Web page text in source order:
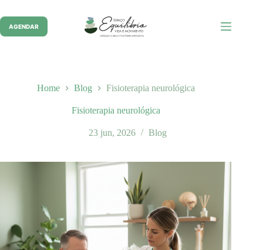
para
conteúdo
AGENDAR
Home Blog Fisioterapia neurológica
Fisioterapia neurológica
23 jun, 2026 Blog